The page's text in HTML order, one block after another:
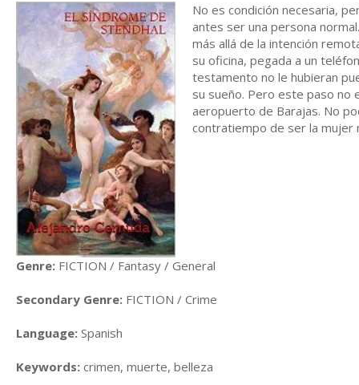
No es condición necesaria,
antes ser una persona
más allá de la intención
su oficina, pegada a un
testamento no le hubieran
su sueño. Pero este paso no
aeropuerto de Barajas. No
contratiempo de ser la mujer
Genre: FICTION / Fantasy / General
Secondary Genre: FICTION / Crime
Language: Spanish
Keywords: crimen, muerte, belleza